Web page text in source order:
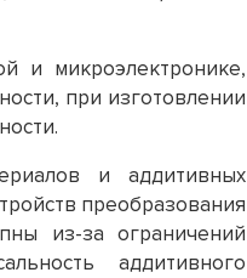
и микроэлектронике,
при изготовлении
и аддитивных
преобразования
из-за ограничений
аддитивного